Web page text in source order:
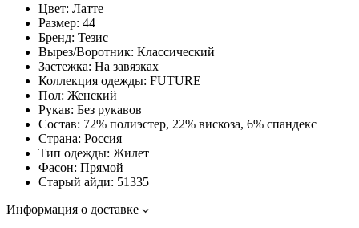
Цвет: Латте
Размер: 44
Бренд: Тезис
Вырез/Воротник: Классический
Застежка: На завязках
Коллекция одежды: FUTURE
Пол: Женский
Рукав: Без рукавов
Состав: 72% полиэстер, 22% вискоза, 6% спандекс
Страна: Россия
Тип одежды: Жилет
Фасон: Прямой
Старый айди: 51335
Информация о доставке